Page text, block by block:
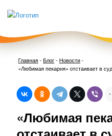
Главная-Блог- Новости-
«Любимая пекарня» отстаивает в
«Любимая